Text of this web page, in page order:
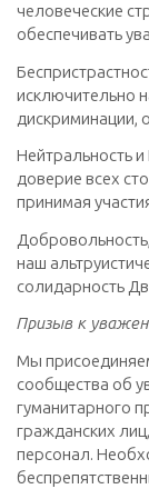
человеческие
обеспечивать
исключительно
дискриминации,
Нейтральность
доверие всех
принимая
наш
солидарность
Призыв к
Мы
сообщества об
гуманитарного
гражданских
персонал.